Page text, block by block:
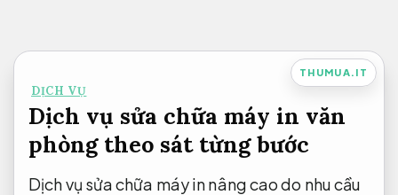
nội
dung
THUMUA.IT
DỊCH VỤ
Dịch vụ sửa chữa máy in văn
phòng theo sát từng bước
Dịch vụ sửa chữa máy in nâng cao do nhu cầu